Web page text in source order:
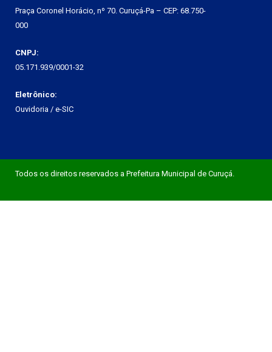
Praça Coronel Horácio, nº 70. Curuçá-Pa – CEP: 68.750-
000
CNPJ:
05.171.939/0001-32
Eletrônico:
Ouvidoria / e-SIC
Todos os direitos reservados a Prefeitura Municipal de Curuçá.